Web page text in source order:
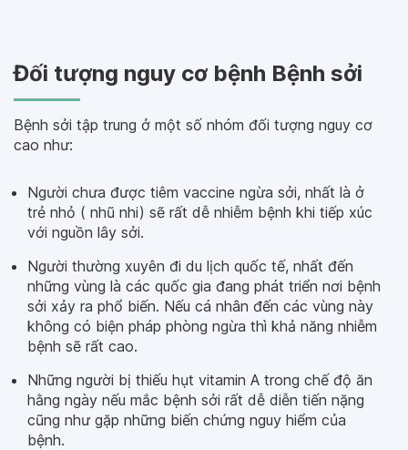
Đối tượng nguy cơ bệnh Bệnh sởi
Bệnh sởi tập trung ở một số nhóm đối tượng nguy cơ
cao như:
Người chưa được tiêm vaccine ngừa sởi, nhất là ở
trẻ nhỏ ( nhũ nhi) sẽ rất dễ nhiễm bệnh khi tiếp xúc
với nguồn lây sởi.
Người thường xuyên đi du lịch quốc tế, nhất đến
những vùng là các quốc gia đang phát triển nơi bệnh
sởi xảy ra phổ biến. Nếu cá nhân đến các vùng này
không có biện pháp phòng ngừa thì khả năng nhiễm
bệnh sẽ rất cao.
Những người bị thiếu hụt vitamin A trong chế độ ăn
hằng ngày nếu mắc bệnh sởi rất dễ diễn tiến nặng
cũng như gặp những biến chứng nguy hiểm của
bệnh.